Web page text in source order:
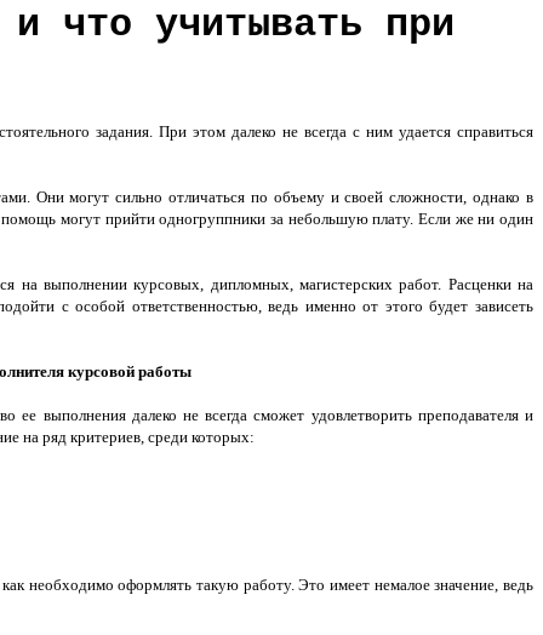
что учитывать при
задания. При этом далеко не всегда с ним удается справиться
Они могут сильно отличаться по объему и своей сложности, однако в
могут прийти одногруппники за небольшую плату. Если же ни один
на выполнении курсовых, дипломных, магистерских работ. Расценки на
с особой ответственностью, ведь именно от этого будет зависеть
курсовой работы
ее выполнения далеко не всегда сможет удовлетворить преподавателя и
на ряд критериев, среди которых:
необходимо оформлять такую работу. Это имеет немалое значение, ведь